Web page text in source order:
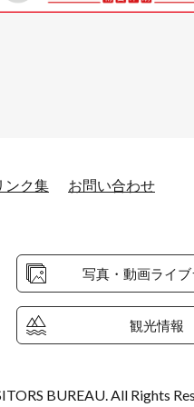
ンク集 お問い合わせ
写真・動画ライブ
観光情報
BUREAU. All Rights